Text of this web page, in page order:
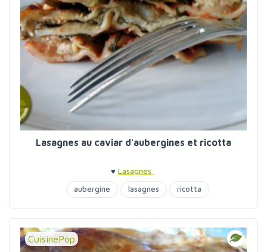
Lasagnes au caviar d'aubergines et ricotta
♥ Lasagnes
aubergine
lasagnes ricotta
CuisinePop